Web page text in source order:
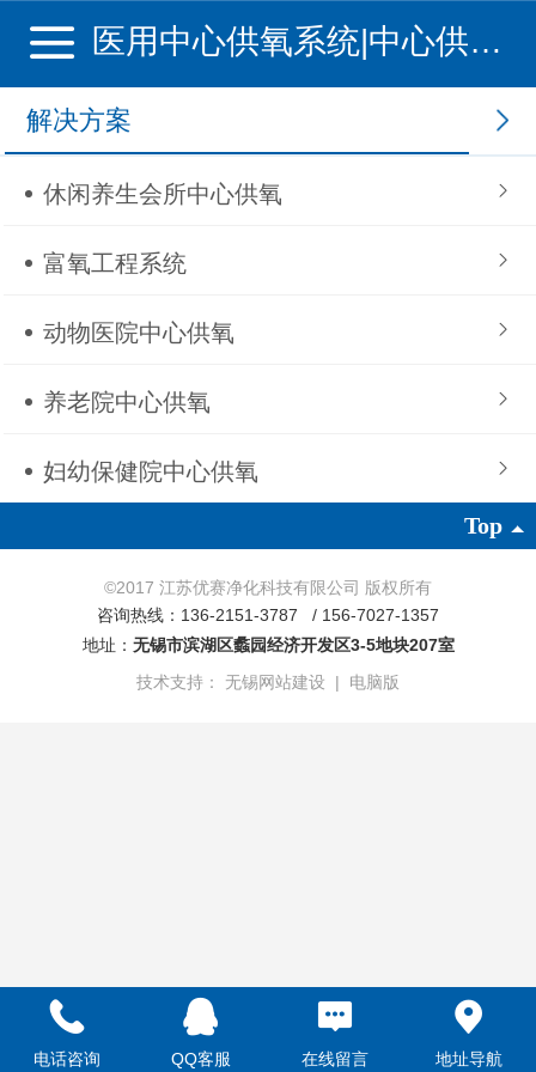
医用中心供氧系统|中心供氧系统厂家|江苏优赛净化科技有限公司
解决方案
休闲养生会所中心供氧
富氧工程系统
动物医院中心供氧
养老院中心供氧
妇幼保健院中心供氧
Top
©2017 江苏优赛净化科技有限公司 版权所有
咨询热线：136-2151-3787 / 156-7027-1357
地址： 无锡市滨湖区蠡园经济开发区3-5地块207室
技术支持： 无锡网站建设 | 电脑版
电话咨询 QQ客服 在线留言 地址导航